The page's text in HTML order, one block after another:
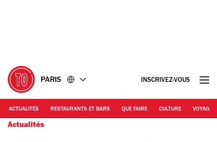
PARIS INSCRIVEZ-VOUS
ACTUALITÉS RESTAURANTS ET BARS QUE FAIRE CULTURE VOYAGE
Actualités